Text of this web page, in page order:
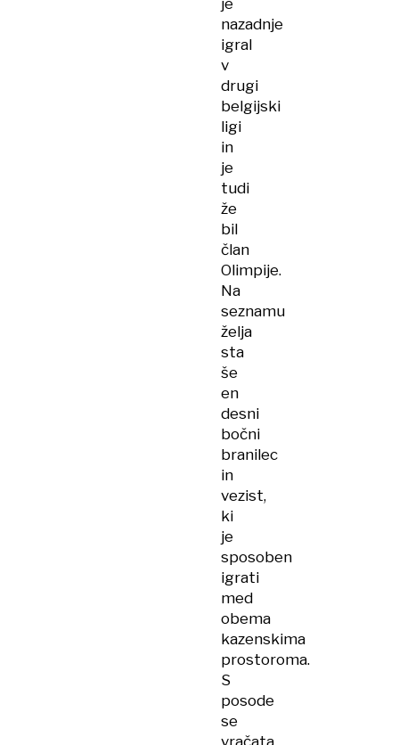
je
nazadnje
igral
v
drugi
belgijski
ligi
in
je
tudi
že
bil
član
Olimpije.
Na
seznamu
želja
sta
še
en
desni
bočni
branilec
in
vezist,
ki
je
sposoben
igrati
med
obema
kazenskima
prostoroma.
S
posode
se